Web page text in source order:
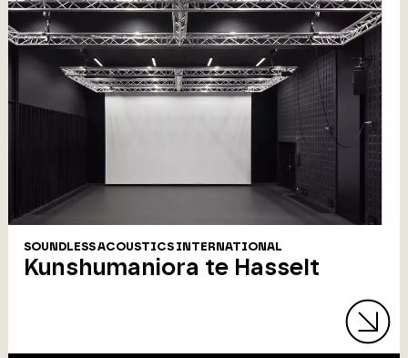
SOUNDLESS ACOUSTICS INTERNATIONAL
Kunshumaniora te Hasselt